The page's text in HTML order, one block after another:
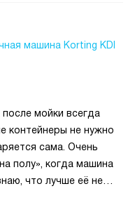
машина Korting KDI
мойки всегда
контейнеры не нужно
сама. Очень
полу», когда машина
что лучше её не
Также порадовала